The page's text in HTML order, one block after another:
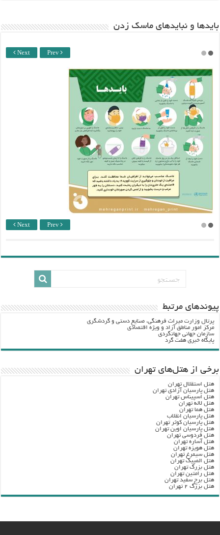
باید‌ها و نبایدهای ماسک زدن
Next Prev
Next Prev
پيوندهاي مرتبط
پرتال وزارت ميراث فرهنگي، صنایع دستی و گردشگري
مرکز امور مناطق آزاد و ویژه اقتصادی
سازمان جهانی جهانگردی
پایگاه خبری هفت گرد
برخی از هتل‌های تهران
هتل استقلال تهران
هتل پارسیان آزادی تهران
هتل اسپیناس تهران
هتل لاله تهران
هتل هما تهران
هتل پارسیان انقلاب
هتل پارسیان کوثر تهران
هتل پارسیان اوین تهران
هتل فردوسی تهران
هتل آساره تهران
هتل هویزه تهران
هتل سیمرغ تهران
هتل المپیک تهران
هتل بزرگ تهران
هتل رامتین تهران
هتل برج سفید تهران
هتل بزرگ ۲ تهران